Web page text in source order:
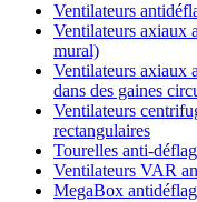
Ventilateurs
Ventilateurs axiaux
mural)
Ventilateurs axiaux
dans des gaines
Ventilateurs
rectangulaires
Tourelles anti-
Ventilateurs VAR
MegaBox